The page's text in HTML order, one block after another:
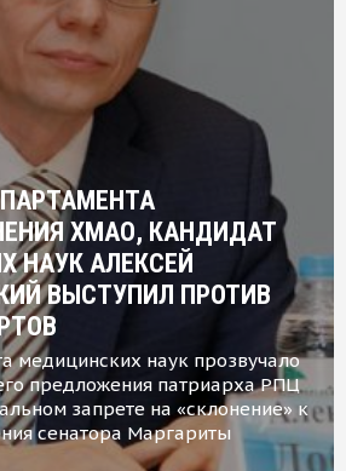
ХМАО, КАНДИДАТ
НАУК АЛЕКСЕЙ
ВЫСТУПИЛ ПРОТИВ
медицинских наук прозвучало
предложения патриарха РПЦ
запрете на «склонение» к
сенатора Маргариты